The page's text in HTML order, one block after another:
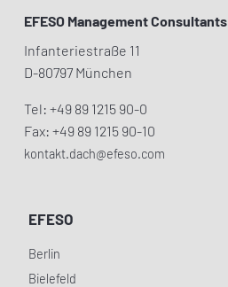
EFESO Management Consultants
Infanteriestraße 11
D-80797 München
Tel: +49 89 1215 90-0
Fax: +49 89 1215 90-10
kontakt.dach@efeso.com
EFESO
Berlin
Bielefeld